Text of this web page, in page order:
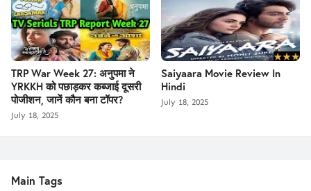
TRP War Week 27: अनुपमा ने
YRKKH को पछाड़कर कब्जाई दूसरी
पोजीशन, जानें कौन बना टॉपर?
July 18, 2025
Saiyaara Movie Review In
Hindi
July 18, 2025
Main Tags